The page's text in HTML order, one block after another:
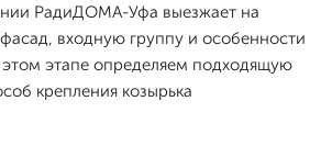
РадиДОМА-Уфа выезжает на
входную группу и особенности
этапе определяем подходящую
крепления козырька